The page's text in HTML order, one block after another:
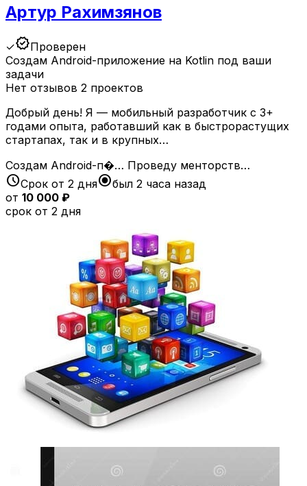
Артур Рахимзянов
✓verifiedПроверен
Создам Android-приложение на Kotlin под ваши
задачи
Нет отзывов 2 проектов
Добрый день! Я — мобильный разработчик с 3+
годами опыта, работавший как в быстрорастущих
стартапах, так и в крупных…
Создам Android-п�… Проведу менторств…
scheduleСрок от 2 дняradio_button_checkedбыл 2 часа назад
от 10 000 ₽
срок от 2 дня